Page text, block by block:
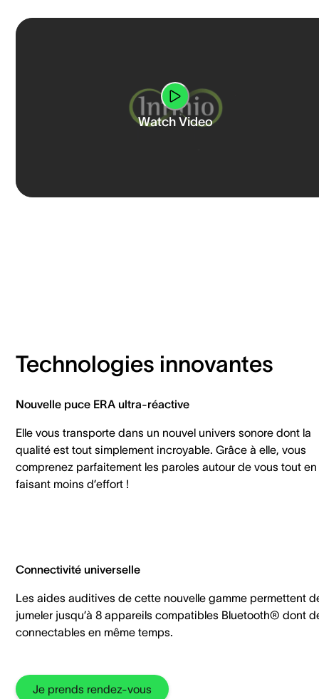
Watch Video
Technologies innovantes
Nouvelle puce ERA ultra-réactive
Elle vous transporte dans un nouvel univers sonore dont la
qualité est tout simplement incroyable. Grâce à elle, vous
comprenez parfaitement les paroles autour de vous tout en
faisant moins d’effort !
Connectivité universelle
Les aides auditives de cette nouvelle gamme permettent
jumeler jusqu’à 8 appareils compatibles Bluetooth® dont
connectables en même temps.
Je prends rendez-vous